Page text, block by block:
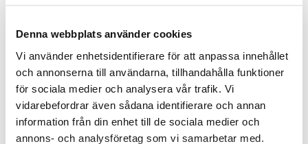
Denna webbplats använder cookies
Vi använder enhetsidentifierare för att anpassa innehållet
och annonserna till användarna, tillhandahålla funktioner
för sociala medier och analysera vår trafik. Vi
vidarebefordrar även sådana identifierare och annan
information från din enhet till de sociala medier och
annons- och analysföretag som vi samarbetar med.
Resultat
Efter migreringen från SAP WM till EWM fick företaget
en starkare operativ kontinuitet, förbättrad
lagerhantering och en skalbar grund för framtida
tillväxt: